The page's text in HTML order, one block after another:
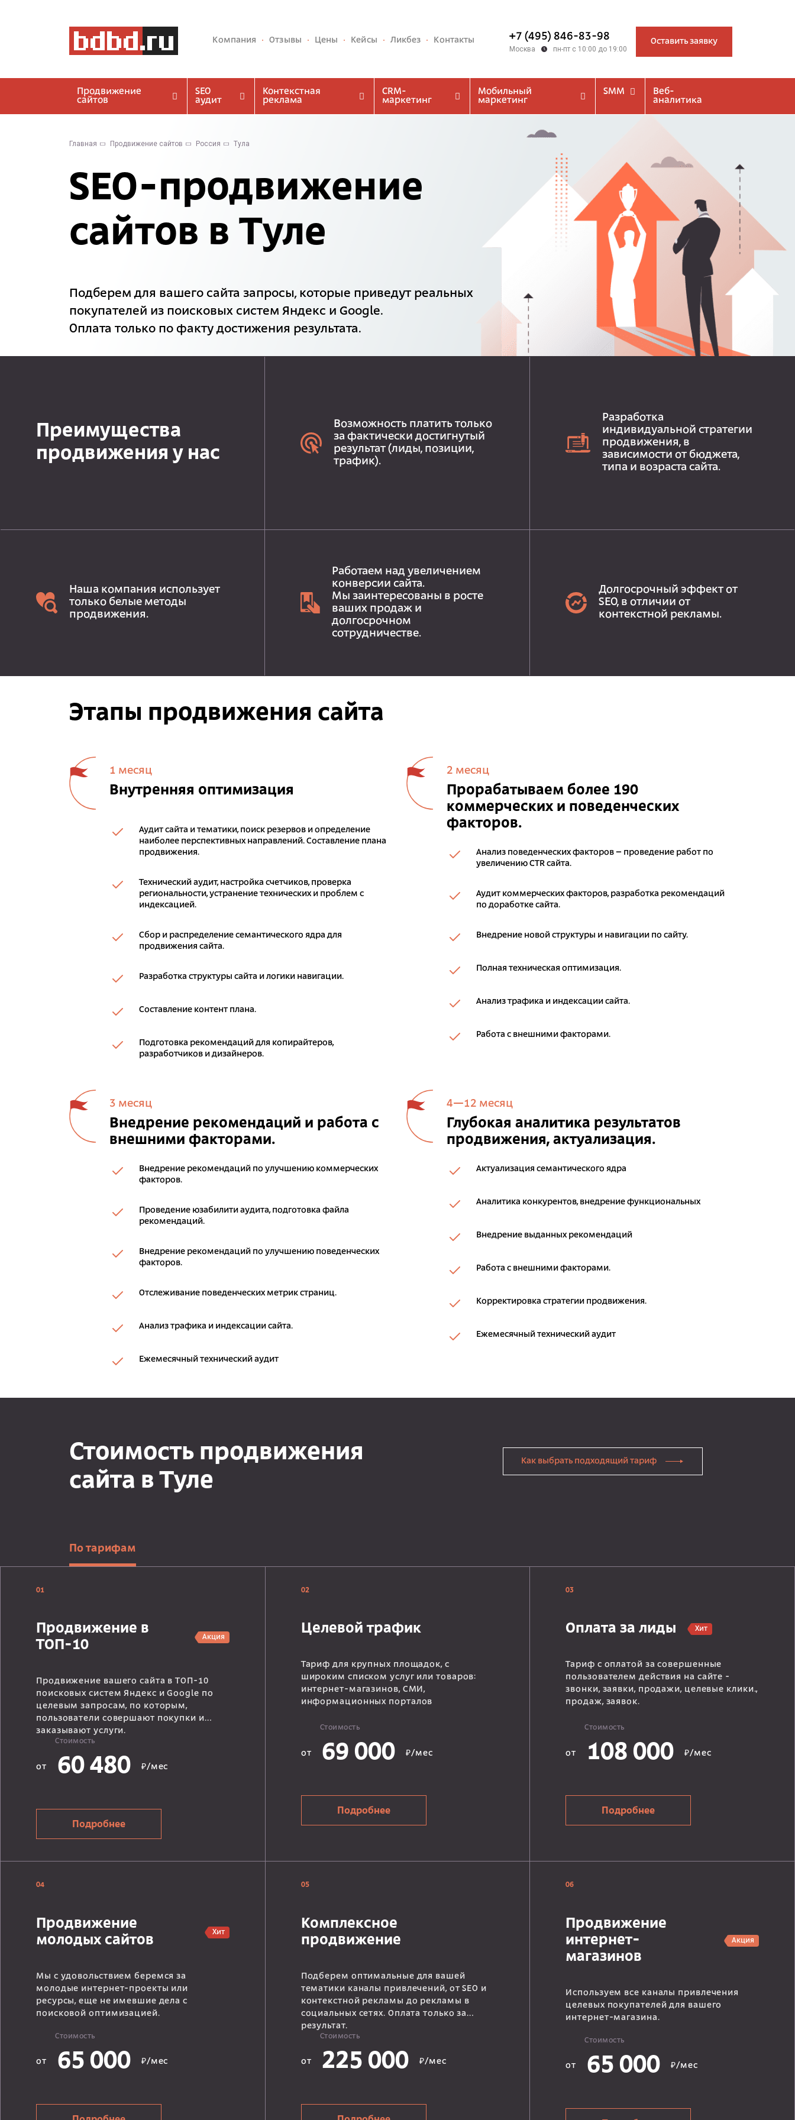
Компания Отзывы Цены Кейсы Ликбез Контакты +7 (495) 846-83-98
Москва пн-пт с 10:00 до 19:00
Оставить заявку
Продвижение
сайтов
SEO
аудит
Контекстная
реклама
CRM-
маркетинг
Мобильный
маркетинг
SMM
Веб-
аналитика
Главная Продвижение сайтов Россия Тула
SEO-продвижение
сайтов в Туле
Подберем для вашего сайта запросы, которые приведут реальных
покупателей из поисковых систем Яндекс и Google.
Оплата только по факту достижения результата.
Преимущества
продвижения у нас
Возможность платить только
за фактически достигнутый
результат (лиды, позиции,
трафик).
Разработка
индивидуальной стратегии
продвижения, в
зависимости от бюджета,
типа и возраста сайта.
Наша компания использует
только белые методы
продвижения.
Работаем над увеличением
конверсии сайта.
Мы заинтересованы в росте
ваших продаж и
долгосрочном
сотрудничестве.
Долгосрочный эффект от
SEO, в отличии от
контекстной рекламы.
Этапы продвижения сайта
1 месяц
Внутренняя оптимизация
Аудит сайта и тематики, поиск резервов и определение
наиболее перспективных направлений. Составление плана
продвижения.
Технический аудит, настройка счетчиков, проверка
региональности, устранение технических и проблем с
индексацией.
Сбор и распределение семантического ядра для
продвижения сайта.
Разработка структуры сайта и логики навигации.
Составление контент плана.
Подготовка рекомендаций для копирайтеров,
разработчиков и дизайнеров.
2 месяц
Прорабатываем более 190
коммерческих и поведенческих
факторов.
Анализ поведенческих факторов – проведение работ по
увеличению CTR сайта.
Аудит коммерческих факторов, разработка рекомендаций
по доработке сайта.
Внедрение новой структуры и навигации по сайту.
Полная техническая оптимизация.
Анализ трафика и индексации сайта.
Работа с внешними факторами.
3 месяц
Внедрение рекомендаций и работа с
внешними факторами.
Внедрение рекомендаций по улучшению коммерческих
факторов.
Проведение юзабилити аудита, подготовка файла
рекомендаций.
Внедрение рекомендаций по улучшению поведенческих
факторов.
Отслеживание поведенческих метрик страниц.
Анализ трафика и индексации сайта.
Ежемесячный технический аудит
4—12 месяц
Глубокая аналитика результатов
продвижения, актуализация.
Актуализация семантического ядра
Аналитика конкурентов, внедрение функциональных
Внедрение выданных рекомендаций
Работа с внешними факторами.
Корректировка стратегии продвижения.
Ежемесячный технический аудит
Стоимость продвижения
сайта в Туле
Как выбрать подходящий тариф
По тарифам
01
Продвижение в
ТОП-10
Акция
Продвижение вашего сайта в ТОП-10
поисковых систем Яндекс и Google по
целевым запросам, по которым,
пользователи совершают покупки и
заказывают услуги.
Стоимость
от 60 480 ₽/мес
Подробнее
02
Целевой трафик
Тариф для крупных площадок, с
широким списком услуг или товаров:
интернет-магазинов, СМИ,
информационных порталов
Стоимость
от 69 000 ₽/мес
Подробнее
03
Оплата за лиды Хит
Тариф с оплатой за совершенные
пользователем действия на сайте -
звонки, заявки, продажи, целевые клики.,
продаж, заявок.
Стоимость
от 108 000 ₽/мес
Подробнее
04
Продвижение
молодых сайтов
Хит
Мы с удовольствием беремся за
молодые интернет-проекты или
ресурсы, еще не имевшие дела с
поисковой оптимизацией.
Стоимость
от 65 000 ₽/мес
05
Комплексное
продвижение
Подберем оптимальные для вашей
тематики каналы привлечений, от SEO и
контекстной рекламы до рекламы в
социальных сетях. Оплата только за
результат.
Стоимость
от 225 000 ₽/мес
06
Продвижение
интернет-
магазинов
Акция
Используем все каналы привлечения
целевых покупателей для вашего
интернет-магазина.
Стоимость
от 65 000 ₽/мес